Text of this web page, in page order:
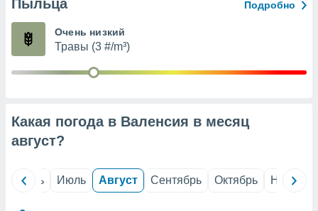
Пыльца Подробно
Очень низкий
Травы (3 #/m³)
Какая погода в Валенсия в месяц
август?
Июнь Июль Август Сентябрь Октябрь Ноябрь